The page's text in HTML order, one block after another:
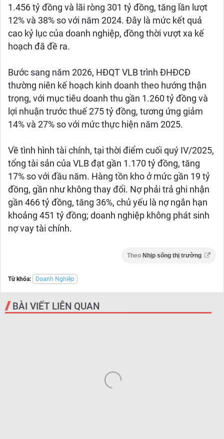
1.456 tỷ đồng và lãi ròng 301 tỷ đồng, tăng lần lượt
12% và 38% so với năm 2024. Đây là mức kết quả
cao kỷ lục của doanh nghiệp, đồng thời vượt xa kế
hoạch đã đề ra.
Bước sang năm 2026, HĐQT VLB trình ĐHĐCĐ
thường niên kế hoạch kinh doanh theo hướng thận
trọng, với mục tiêu doanh thu gần 1.260 tỷ đồng và
lợi nhuận trước thuế 275 tỷ đồng, tương ứng giảm
14% và 27% so với mức thực hiện năm 2025.
Về tình hình tài chính, tại thời điểm cuối quý IV/2025,
tổng tài sản của VLB đạt gần 1.170 tỷ đồng, tăng
17% so với đầu năm. Hàng tồn kho ở mức gần 19 tỷ
đồng, gần như không thay đổi. Nợ phải trả ghi nhận
gần 466 tỷ đồng, tăng 36%, chủ yếu là nợ ngắn hạn
khoảng 451 tỷ đồng; doanh nghiệp không phát sinh
nợ vay tài chính.
Theo Nhịp sống thị trường
Từ khóa: Doanh Nghiệp
BÀI VIẾT LIÊN QUAN